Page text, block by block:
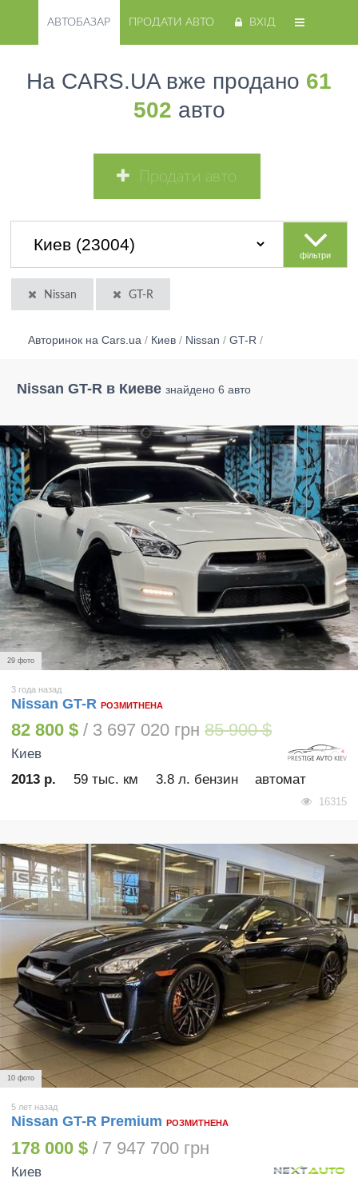
АВТОБАЗАР ПРОДАТИ АВТО ВХІД
На CARS.UA вже продано 61
502 авто
Продати авто
фільтри
Nissan GT-R
Авторинок на Cars.ua / Киев / Nissan / GT-R /
Nissan GT-R в Киеве знайдено 6 авто
29 фото
3 года назад
Nissan GT-R РОЗМИТНЕНА
82 800 $ / 3 697 020 грн 85 900 $
Киев
2013 р.
59 тыс. км 3.8 л. бензин автомат
16315
10 фото
5 лет назад
Nissan GT-R Premium РОЗМИТНЕНА
178 000 $ / 7 947 700 грн
Киев